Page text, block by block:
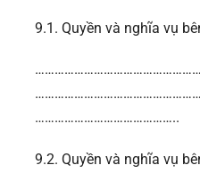
9.1. Quyền và nghĩa vụ
……………………………………..
9.2. Quyền và nghĩa vụ